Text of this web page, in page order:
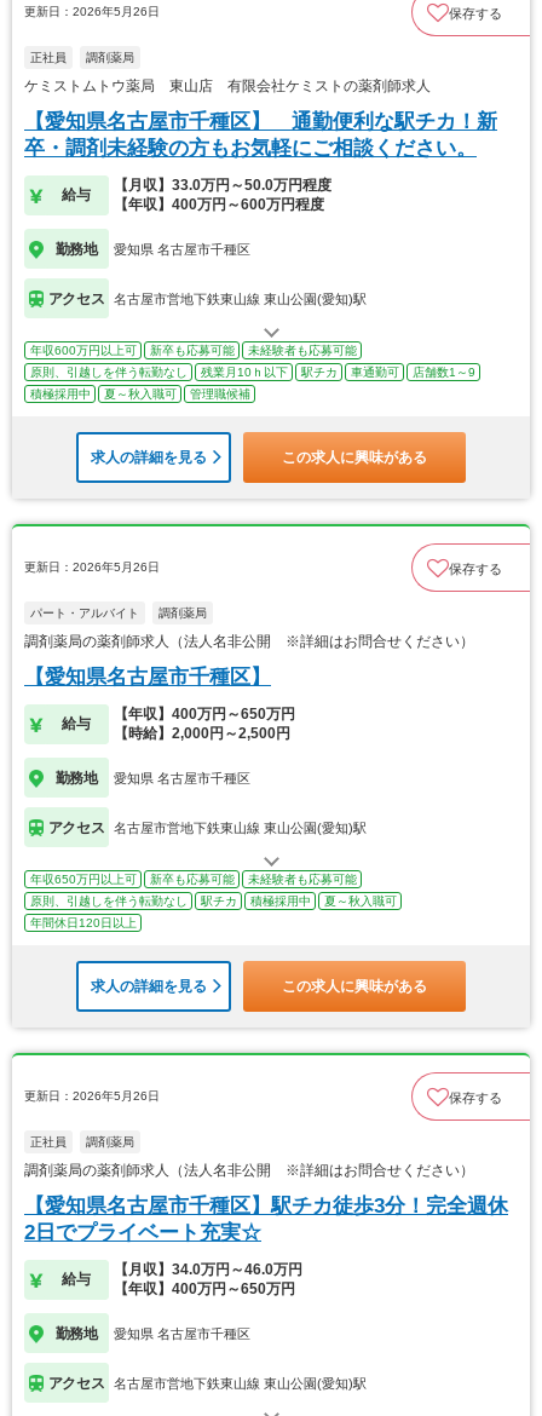
更新日：2026年5月26日 保存する
正社員 調剤薬局
ケミストムトウ薬局 東山店 有限会社ケミストの薬剤師求人
【愛知県名古屋市千種区】 通勤便利な駅チカ！新
卒・調剤未経験の方もお気軽にご相談ください。
給与
【月収】33.0万円～50.0万円程度
【年収】400万円～600万円程度
勤務地 愛知県 名古屋市千種区
アクセス 名古屋市営地下鉄東山線 東山公園(愛知)駅
年収600万円以上可 新卒も応募可能
未経験者も応募可能
原則、引越しを伴う転勤なし
残業月10ｈ以下 駅チカ 車通勤可
店舗数1～9
積極採用中
夏～秋入職可 管理職候補
求人の詳細を見る この求人に興味がある
更新日：2026年5月26日 保存する
パート・アルバイト 調剤薬局
調剤薬局の薬剤師求人（法人名非公開 ※詳細はお問合せください）
【愛知県名古屋市千種区】
給与
【年収】400万円～650万円
【時給】2,000円～2,500円
勤務地 愛知県 名古屋市千種区
アクセス 名古屋市営地下鉄東山線 東山公園(愛知)駅
年収650万円以上可 新卒も応募可能
未経験者も応募可能
原則、引越しを伴う転勤なし
駅チカ 積極採用中
夏～秋入職可
年間休日120日以上
求人の詳細を見る この求人に興味がある
更新日：2026年5月26日 保存する
正社員 調剤薬局
調剤薬局の薬剤師求人（法人名非公開 ※詳細はお問合せください）
【愛知県名古屋市千種区】駅チカ徒歩3分！完全週休
2日でプライベート充実☆
給与
【月収】34.0万円～46.0万円
【年収】400万円～650万円
勤務地 愛知県 名古屋市千種区
アクセス 名古屋市営地下鉄東山線 東山公園(愛知)駅